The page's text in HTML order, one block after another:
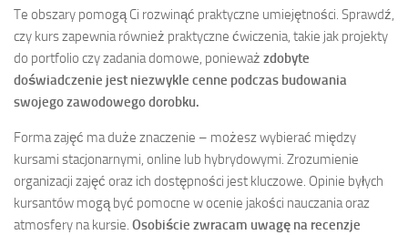
Te obszary pomogą Ci rozwinąć praktyczne umiejętności. Sprawdź,
czy kurs zapewnia również praktyczne ćwiczenia, takie jak projekty
do portfolio czy zadania domowe, ponieważ zdobyte
doświadczenie jest niezwykle cenne podczas budowania
swojego zawodowego dorobku.
Forma zajęć ma duże znaczenie – możesz wybierać między
kursami stacjonarnymi, online lub hybrydowymi. Zrozumienie
organizacji zajęć oraz ich dostępności jest kluczowe. Opinie byłych
kursantów mogą być pomocne w ocenie jakości nauczania oraz
atmosfery na kursie. Osobiście zwracam uwagę na recenzje